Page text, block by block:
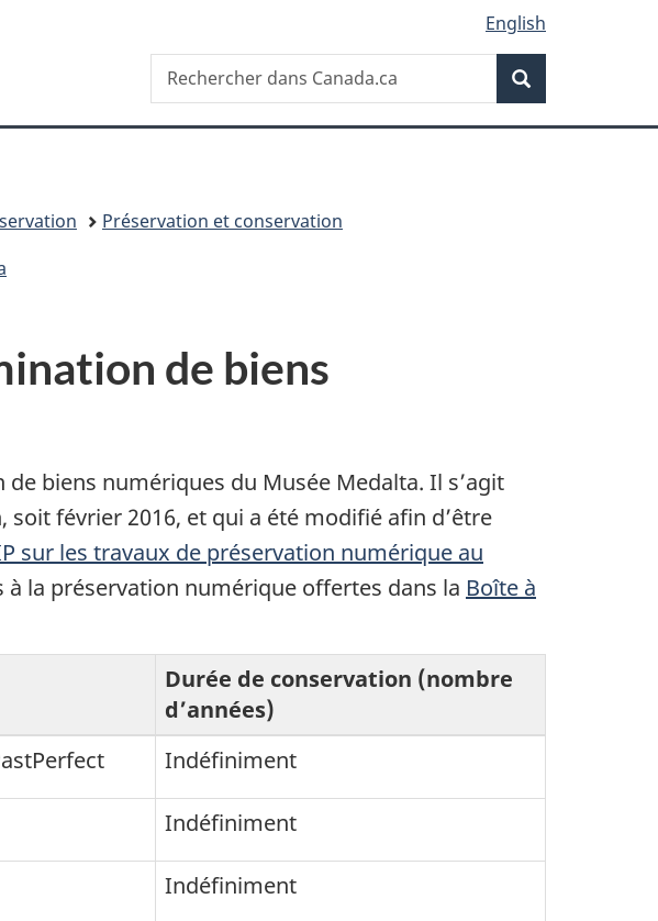
English
Recherche
Rechercher
dans
Préservation et conservation
de biens
biens numériques du Musée Medalta. Il s’agit
février 2016, et qui a été modifié afin d’être
sur les travaux de préservation numérique au
à la préservation numérique offertes dans la Boîte à
Durée de conservation (nombre
d’années)
Indéfiniment
Indéfiniment
Indéfiniment